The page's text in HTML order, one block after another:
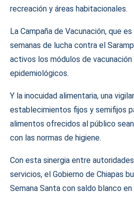
recreación y áreas habitacionales.
La Campaña de Vacunación, que
semanas de lucha contra el
activos los módulos de
epidemiológicos.
Y la inocuidad alimentaria, una
establecimientos fijos y semifijos
alimentos ofrecidos al público
con las normas de higiene.
Con esta sinergia entre
servicios, el Gobierno de Chiapas
Semana Santa con saldo blanco